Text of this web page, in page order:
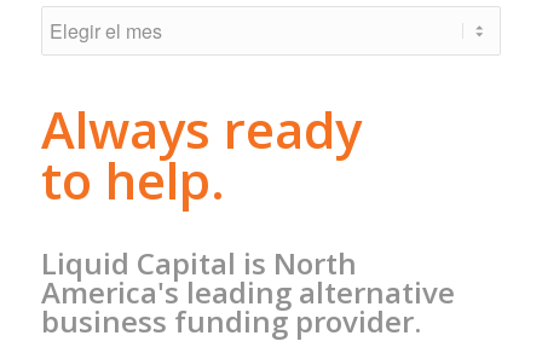
Always ready
to help.
Liquid Capital is North
America's leading alternative
business funding provider.